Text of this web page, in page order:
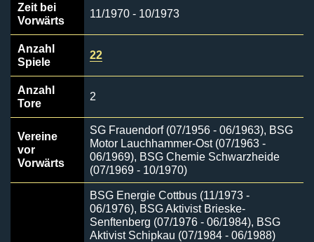
Zeit bei
Vorwärts
11/1970 - 10/1973
Anzahl
Spiele
22
Anzahl
Tore
2
Vereine
vor
Vorwärts
SG Frauendorf (07/1956 - 06/1963), BSG
Motor Lauchhammer-Ost (07/1963 -
06/1969), BSG Chemie Schwarzheide
(07/1969 - 10/1970)
BSG Energie Cottbus (11/1973 -
06/1976), BSG Aktivist Brieske-
Senftenberg (07/1976 - 06/1984), BSG
Aktivist Schipkau (07/1984 - 06/1988)